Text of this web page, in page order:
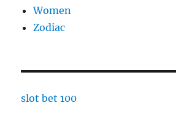
Women
Zodiac
slot bet 100